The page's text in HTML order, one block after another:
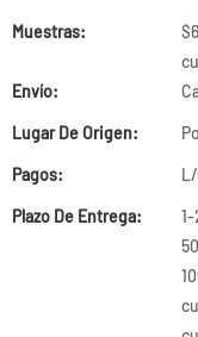
Muestras:
Envío:
Lugar De Origen:
Pagos:
Plazo De Entrega: